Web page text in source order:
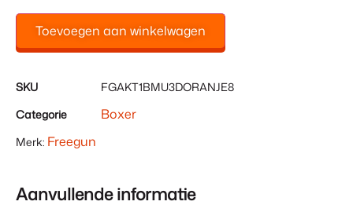
Toevoegen aan winkelwagen
SKU
FGAKT1BMU3DORANJE8
Categorie
Boxer
Merk: Freegun
Aanvullende informatie